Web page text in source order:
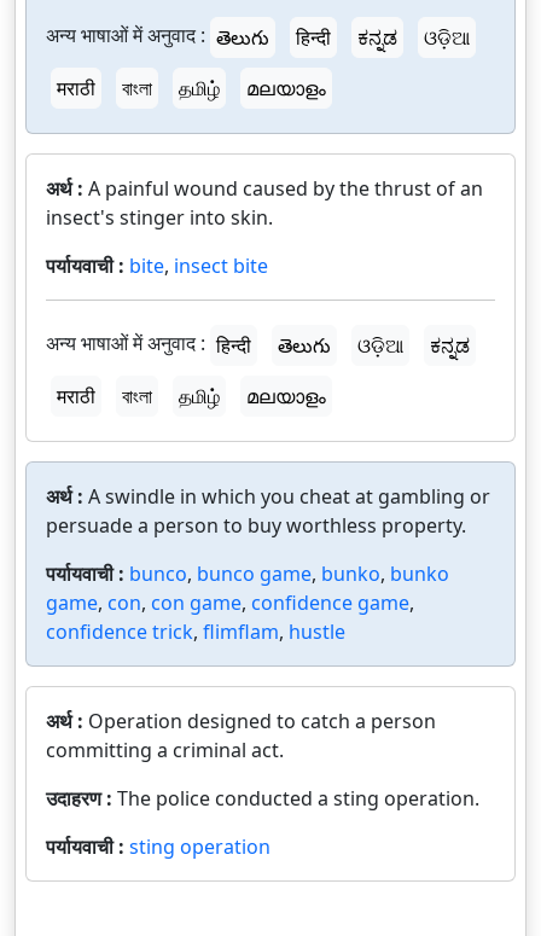
अन्य भाषाओं में अनुवाद : తెలుగు हिन्दी ಕನ್ನಡ
ଓଡ଼ିଆ
मराठी
বাংলা தமிழ் മലയാളം
अर्थ : A painful wound caused by the thrust of an
insect's stinger into skin.
पर्यायवाची : bite, insect bite
अन्य भाषाओं में अनुवाद : हिन्दी తెలుగు ଓଡ଼ିଆ
ಕನ್ನಡ
मराठी
বাংলা தமிழ் മലയാളം
अर्थ : A swindle in which you cheat at gambling or
persuade a person to buy worthless property.
पर्यायवाची : bunco, bunco game, bunko, bunko
game, con, con game, confidence game,
confidence trick, flimflam, hustle
अर्थ : Operation designed to catch a person
committing a criminal act.
उदाहरण : The police conducted a sting operation.
पर्यायवाची : sting operation